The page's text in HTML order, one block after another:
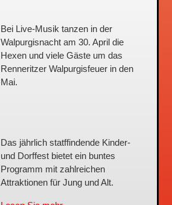
Bei Live-Musik tanzen in der
Walpurgisnacht am 30. April die
Hexen und viele Gäste um das
Renneritzer Walpurgisfeuer in den
Mai.
Das jährlich statffindende Kinder-
und Dorffest bietet ein buntes
Programm mit zahlreichen
Attraktionen für Jung und Alt.